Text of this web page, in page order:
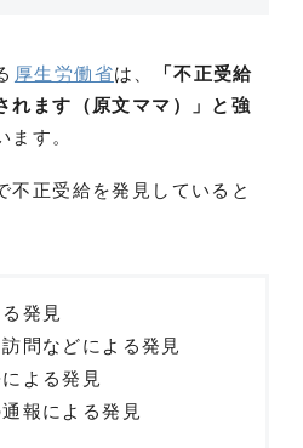
厚生労働省は、
「不正受給
れます（原文ママ）」と強
ます。
不正受給を発見していると
発見
問などによる発見
よる発見
報による発見